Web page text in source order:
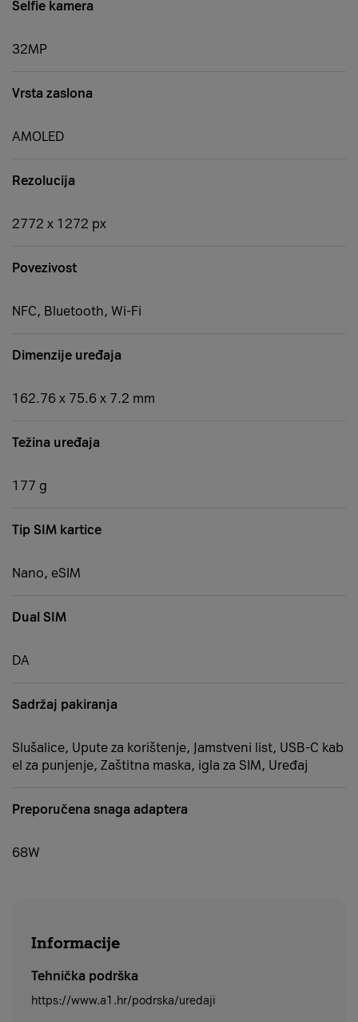
Selfie kamera
32MP
Vrsta zaslona
AMOLED
Rezolucija
2772 x 1272 px
Povezivost
NFC, Bluetooth, Wi-Fi
Dimenzije uređaja
162.76 x 75.6 x 7.2 mm
Težina uređaja
177 g
Tip SIM kartice
Nano, eSIM
Dual SIM
DA
Sadržaj pakiranja
Slušalice, Upute za korištenje, Jamstveni list, USB-C kab
el za punjenje, Zaštitna maska, igla za SIM, Uređaj
Preporučena snaga adaptera
68W
Informacije
Tehnička podrška
https://www.a1.hr/podrska/uredaji